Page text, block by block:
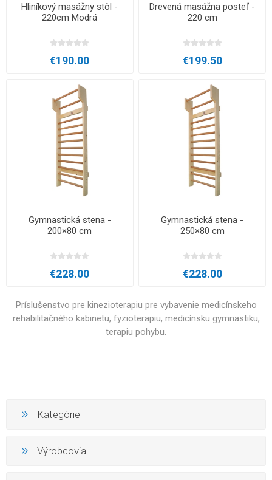
Príslušenstvo pre kinezioterapiu pre vybavenie medicínskeho
rehabilitačného kabinetu, fyzioterapiu, medicínsku gymnastiku,
terapiu pohybu.
Hliníkový masážny stôl -
220cm Modrá
€190.00
Drevená masážna posteľ -
220 cm
€199.50
Gymnastická stena -
200×80 cm
€228.00
Gymnastická stena -
250×80 cm
€228.00
Kategórie
Výrobcovia